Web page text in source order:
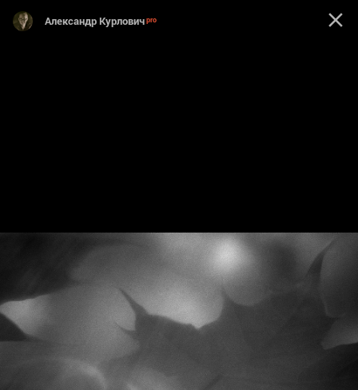
Александр Курлович